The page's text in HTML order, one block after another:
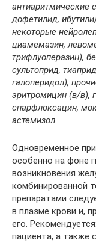
антиаритмические
дофетилид,
некоторые
циамемазин,
трифлуоперазин),
сультоприд,
галоперидол),
эритромицин (в/в),
спарфлоксацин,
астемизол.
Одновременное
особенно на фоне
возникновения
комбинированной
препаратами
в плазме крови и,
его.
пациента, а также